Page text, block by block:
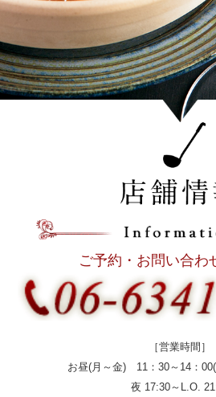
ご予約・お問い合わ
［営業時間］
お昼(月～金) 11：30～14：
夜 17:30～L.O.